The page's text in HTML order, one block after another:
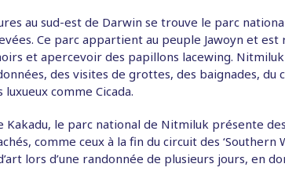
au sud-est de Darwin se trouve le parc
Ce parc appartient au peuple Jawoyn et
et apercevoir des papillons lacewing.
des visites de grottes, des baignades,
comme Cicada.
Kakadu, le parc national de Nitmiluk présente
comme ceux à la fin du circuit des
lors d’une randonnée de plusieurs jours, en